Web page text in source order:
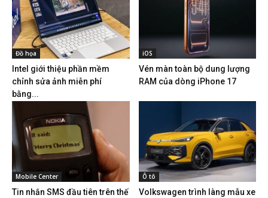
Đồ họa
Intel giới thiệu phần mềm
chỉnh sửa ảnh miễn phí
bằng...
iOS
Vén màn toàn bộ dung lượng
RAM của dòng iPhone 17
Mobile Center
Tin nhắn SMS đầu tiên trên thế
Ô tô
Volkswagen trình làng mẫu xe